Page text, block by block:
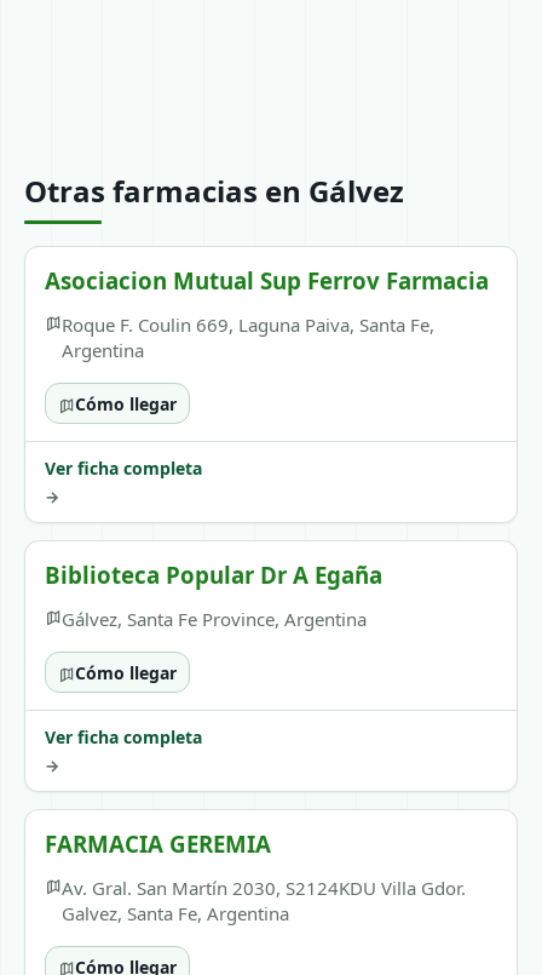
Otras farmacias en Gálvez
Asociacion Mutual Sup Ferrov Farmacia
Roque F. Coulin 669, Laguna Paiva, Santa Fe,
Argentina
Cómo llegar
Ver ficha completa
→
Biblioteca Popular Dr A Egaña
Gálvez, Santa Fe Province, Argentina
Cómo llegar
Ver ficha completa
→
FARMACIA GEREMIA
Av. Gral. San Martín 2030, S2124KDU Villa Gdor.
Galvez, Santa Fe, Argentina
Cómo llegar